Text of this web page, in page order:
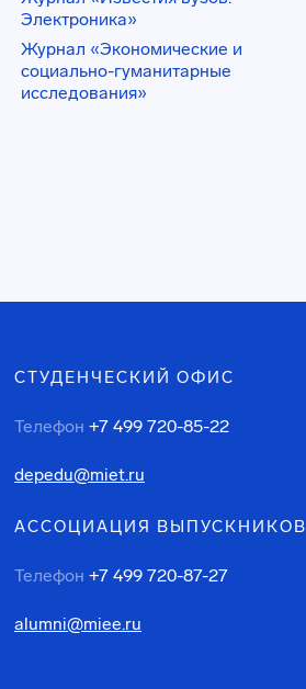
Электроника»
Журнал «Экономические и
социально-гуманитарные
исследования»
СТУДЕНЧЕСКИЙ ОФИС
Телефон +7 499 720-85-22
depedu@miet.ru
АССОЦИАЦИЯ ВЫПУСКНИКОВ
Телефон +7 499 720-87-27
alumni@miee.ru